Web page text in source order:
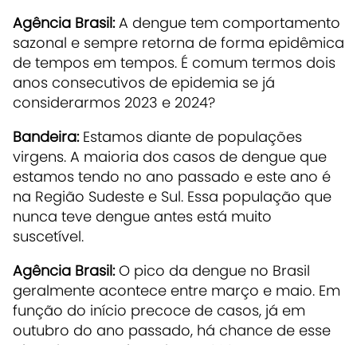
Agência Brasil:A dengue tem comportamento
sazonal e sempre retorna de forma epidêmica
de tempos em tempos. É comum termos dois
anos consecutivos de epidemia se já
considerarmos 2023 e 2024?
Bandeira:Estamos diante de populações
virgens. A maioria dos casos de dengue que
estamos tendo no ano passado e este ano é
na Região Sudeste e Sul. Essa população que
nunca teve dengue antes está muito
suscetível.
Agência Brasil: O pico da dengue no Brasil
geralmente acontece entre março e maio. Em
função do início precoce de casos, já em
outubro do ano passado, há chance de esse